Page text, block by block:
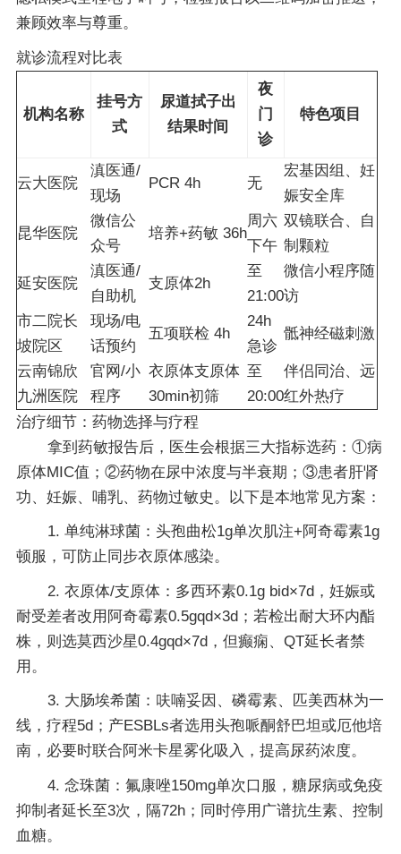
兼顾效率与尊重。
就诊流程对比表
机构名称
挂号方
式
尿道拭子出
结果时间
夜
门
诊
特色项目
云大医院
滇医通/
现场
PCR 4h 无
宏基因组、妊
娠安全库
昆华医院
微信公
众号
培养+药敏 36h
周六
下午
双镜联合、自
制颗粒
延安医院
滇医通/
自助机
支原体2h
至
21:00
微信小程序随
访
市二院长
坡院区
现场/电
话预约
五项联检 4h
24h
急诊
骶神经磁刺激
云南锦欣
九洲医院
官网/小
程序
衣原体支原体
30min初筛
至
20:00
伴侣同治、远
红外热疗
治疗细节：药物选择与疗程
拿到药敏报告后，医生会根据三大指标选药：①病
原体MIC值；②药物在尿中浓度与半衰期；③患者肝肾
功、妊娠、哺乳、药物过敏史。以下是本地常见方案：
1. 单纯淋球菌：头孢曲松1g单次肌注+阿奇霉素1g
顿服，可防止同步衣原体感染。
2. 衣原体/支原体：多西环素0.1g bid×7d，妊娠或
耐受差者改用阿奇霉素0.5gqd×3d；若检出耐大环内酯
株，则选莫西沙星0.4gqd×7d，但癫痫、QT延长者禁
用。
3. 大肠埃希菌：呋喃妥因、磷霉素、匹美西林为一
线，疗程5d；产ESBLs者选用头孢哌酮舒巴坦或厄他培
南，必要时联合阿米卡星雾化吸入，提高尿药浓度。
4. 念珠菌：氟康唑150mg单次口服，糖尿病或免疫
抑制者延长至3次，隔72h；同时停用广谱抗生素、控制
血糖。